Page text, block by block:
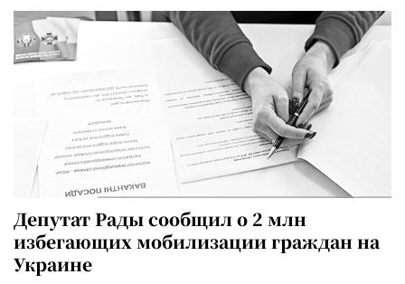
Депутат Рады сообщил о 2 млн
избегающих мобилизации граждан на
Украине